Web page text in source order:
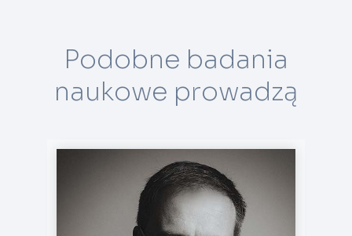
Podobne badania
naukowe prowadzą